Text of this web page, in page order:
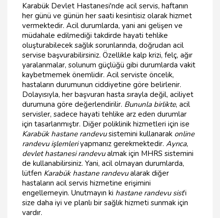
Karabük Devlet Hastanesi'nde acil servis, haftanın
her günü ve günün her saati kesintisiz olarak hizmet
vermektedir. Acil durumlarda, yani ani gelişen ve
müdahale edilmediği takdirde hayati tehlike
oluşturabilecek sağlık sorunlarında, doğrudan acil
servise başvurabilirsiniz. Özellikle kalp krizi, felç, ağır
yaralanmalar, solunum güçlüğü gibi durumlarda vakit
kaybetmemek önemlidir. Acil serviste öncelik,
hastaların durumunun ciddiyetine göre belirlenir.
Dolayısıyla, her başvuran hasta sırayla değil, aciliyet
durumuna göre değerlendirilir. Bununla birlikte, acil
servisler, sadece hayati tehlike arz eden durumlar
için tasarlanmıştır. Diğer poliklinik hizmetleri için ise
Karabük hastane randevusistemini kullanarak online
randevu işlemleriyapmanız gerekmektedir. Ayrıca,
devlet hastanesi randevualmak için MHRS sistemini
de kullanabilirsiniz. Yani, acil olmayan durumlarda,
lütfen Karabük hastane randevualarak diğer
hastaların acil servis hizmetine erişimini
engellemeyin. Unutmayın ki hastane randevu sist’i
size daha iyi ve planlı bir sağlık hizmeti sunmak için
vardır.